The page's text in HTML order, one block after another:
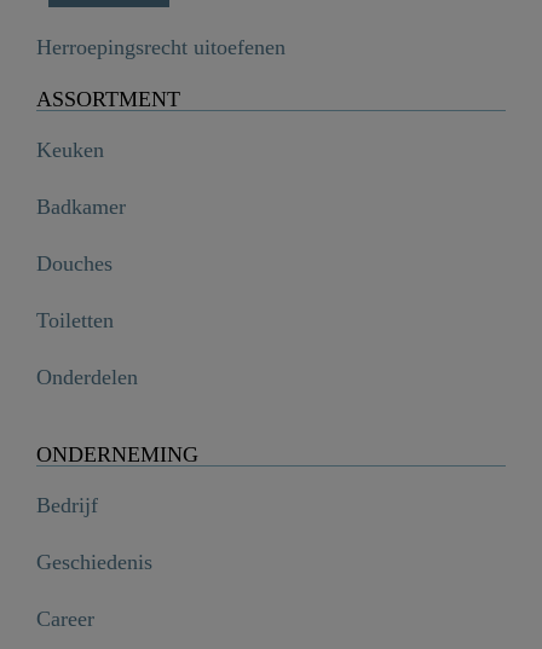
Herroepingsrecht uitoefenen
ASSORTMENT
Keuken
Badkamer
Douches
Toiletten
Onderdelen
ONDERNEMING
Bedrijf
Geschiedenis
Career